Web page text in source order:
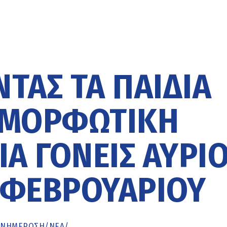
ΤΑ ΠΑΙΔΙΆ
ΓΟΝΕΊΣ